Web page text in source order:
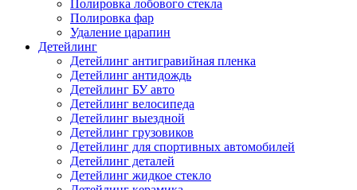
Полировка лобового стекла
Полировка фар
Удаление царапин
Детейлинг
Детейлинг антигравийная пленка
Детейлинг антидождь
Детейлинг БУ авто
Детейлинг велосипеда
Детейлинг выездной
Детейлинг грузовиков
Детейлинг для спортивных автомобилей
Детейлинг деталей
Детейлинг жидкое стекло